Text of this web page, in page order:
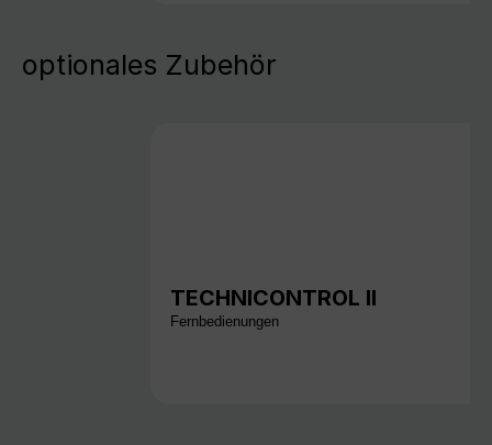
optionales Zubehör
TECHNICONTROL II
Fernbedienungen